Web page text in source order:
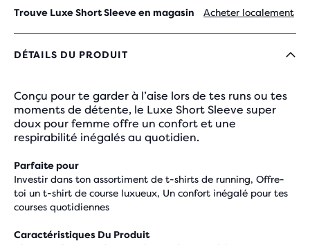
Trouve Luxe Short Sleeve en magasin Acheter localement
DÉTAILS DU PRODUIT
Conçu pour te garder à l’aise lors de tes runs ou tes
moments de détente, le Luxe Short Sleeve super
doux pour femme offre un confort et une
respirabilité inégalés au quotidien.
Parfaite pour
Investir dans ton assortiment de t-shirts de running, Offre-
toi un t-shirt de course luxueux, Un confort inégalé pour tes
courses quotidiennes
Caractéristiques Du Produit